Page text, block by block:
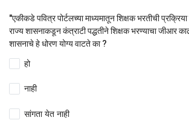
"एकीकडे पवित्र पोर्टलच्या माध्यमातून शिक्षक भरतीची
राज्य शासनाकडून कंत्राटी पद्धतीने शिक्षक भरण्याचा जीआर
शासनाचे हे धोरण योग्य वाटते का ?
हो
नाही
सांगता येत नाही